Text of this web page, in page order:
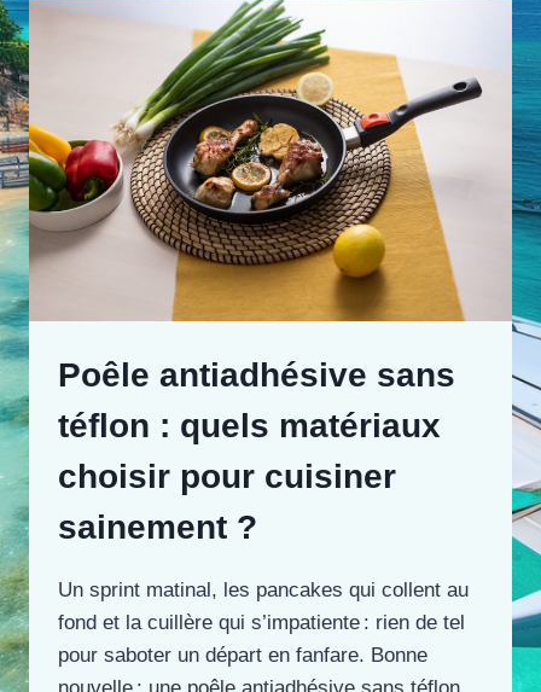
Poêle antiadhésive sans
téflon : quels matériaux
choisir pour cuisiner
sainement ?
Un sprint matinal, les pancakes qui collent au
fond et la cuillère qui s’impatiente : rien de tel
pour saboter un départ en fanfare. Bonne
nouvelle : une poêle antiadhésive sans téflon